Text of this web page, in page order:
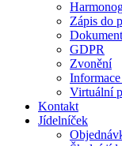
Zápis do
GDPR
Zvonění
Virtuální
Kontakt
Jídelníček